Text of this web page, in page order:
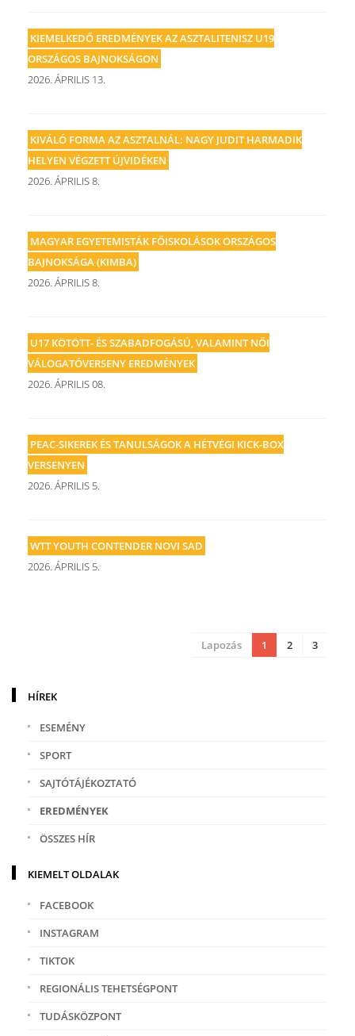
KIEMELKEDŐ EREDMÉNYEK AZ ASZTALITENISZ U19
ORSZÁGOS BAJNOKSÁGON
2026. ÁPRILIS 13.
KIVÁLÓ FORMA AZ ASZTALNÁL: NAGY JUDIT HARMADIK
HELYEN VÉGZETT ÚJVIDÉKEN
2026. ÁPRILIS 8.
MAGYAR EGYETEMISTÁK FŐISKOLÁSOK ORSZÁGOS
BAJNOKSÁGA (KIMBA)
2026. ÁPRILIS 8.
U17 KÖTÖTT- ÉS SZABADFOGÁSÚ, VALAMINT NŐI
VÁLOGATÓVERSENY EREDMÉNYEK
2026. ÁPRILIS 08.
PEAC-SIKEREK ÉS TANULSÁGOK A HÉTVÉGI KICK-BOX
VERSENYEN
2026. ÁPRILIS 5.
WTT YOUTH CONTENDER NOVI SAD
2026. ÁPRILIS 5.
Lapozás 1 2 3
HÍREK
ESEMÉNY
SPORT
SAJTÓTÁJÉKOZTATÓ
EREDMÉNYEK
ÖSSZES HÍR
KIEMELT OLDALAK
FACEBOOK
INSTAGRAM
TIKTOK
REGIONÁLIS TEHETSÉGPONT
TUDÁSKÖZPONT